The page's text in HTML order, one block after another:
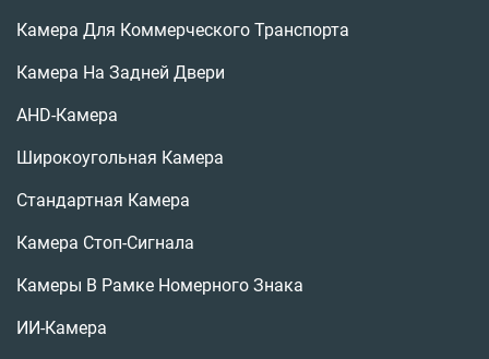
Камера Для Коммерческого Транспорта
Камера На Задней Двери
AHD-Камера
Широкоугольная Камера
Стандартная Камера
Камера Стоп-Сигнала
Камеры В Рамке Номерного Знака
ИИ-Камера